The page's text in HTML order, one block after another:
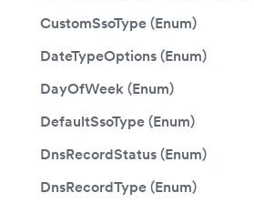
CustomSsoType (Enum)
DateTypeOptions (Enum)
DayOfWeek (Enum)
DefaultSsoType (Enum)
DnsRecordStatus (Enum)
DnsRecordType (Enum)